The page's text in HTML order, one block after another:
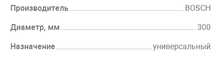
Производитель BOSCH
Диаметр, мм 300
Назначение универсальный